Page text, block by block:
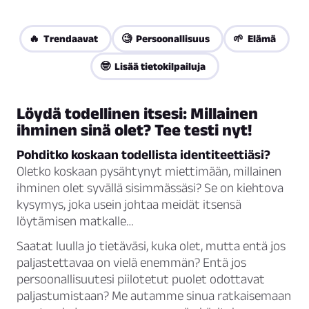
🔥 Trendaavat 🧐 Persoonallisuus 🌱 Elämä
🤓 Lisää tietokilpailuja
Löydä todellinen itsesi: Millainen
ihminen sinä olet? Tee testi nyt!
Pohditko koskaan todellista identiteettiäsi?
Oletko koskaan pysähtynyt miettimään, millainen
ihminen olet syvällä sisimmässäsi? Se on kiehtova
kysymys, joka usein johtaa meidät itsensä
löytämisen matkalle…
Saatat luulla jo tietäväsi, kuka olet, mutta entä jos
paljastettavaa on vielä enemmän? Entä jos
persoonallisuutesi piilotetut puolet odottavat
paljastumistaan? Me autamme sinua ratkaisemaan